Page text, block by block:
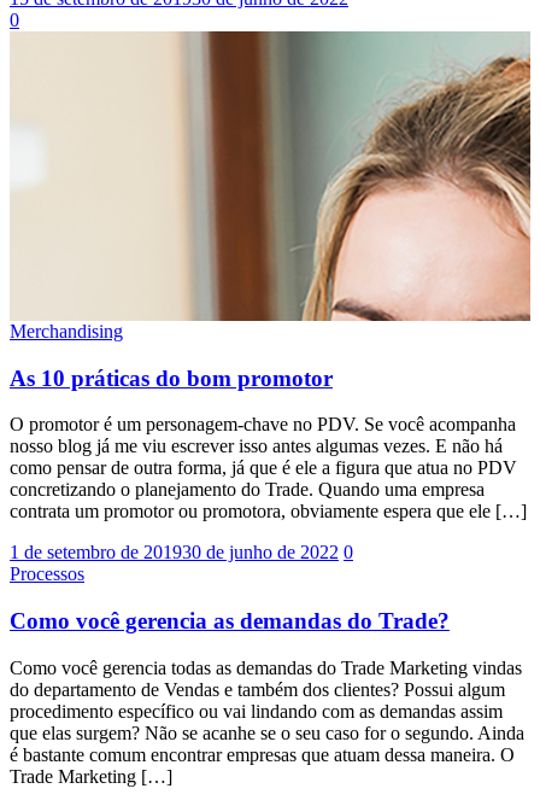
0
Merchandising
As 10 práticas do bom promotor
O promotor é um personagem-chave no PDV. Se você acompanha
nosso blog já me viu escrever isso antes algumas vezes. E não há
como pensar de outra forma, já que é ele a figura que atua no PDV
concretizando o planejamento do Trade. Quando uma empresa
contrata um promotor ou promotora, obviamente espera que ele […]
1 de setembro de 201930 de junho de 2022 0
Processos
Como você gerencia as demandas do Trade?
Como você gerencia todas as demandas do Trade Marketing vindas
do departamento de Vendas e também dos clientes? Possui algum
procedimento específico ou vai lindando com as demandas assim
que elas surgem? Não se acanhe se o seu caso for o segundo. Ainda
é bastante comum encontrar empresas que atuam dessa maneira. O
Trade Marketing […]